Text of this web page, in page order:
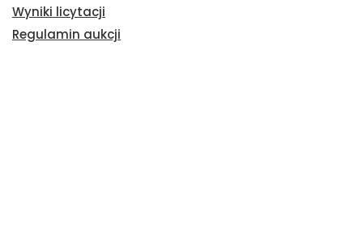
Wyniki licytacji
Regulamin aukcji